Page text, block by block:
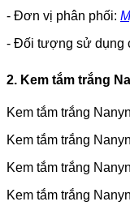
- Đơn vị phân phối:
- Đối tượng sử dụng
2. Kem tắm trắng
Kem tắm trắng
Kem tắm trắng
Kem tắm trắng
Kem tắm trắng